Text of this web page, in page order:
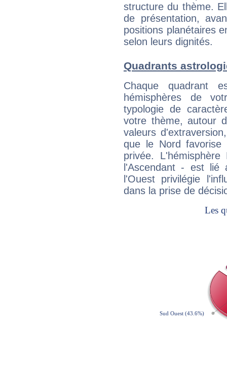
structure du thème.
de présentation,
positions planétaires
selon leurs dignités.
Quadrants
Chaque quadrant
hémisphères de
typologie de
votre thème, autour
valeurs
que le Nord favorise
privée.
l'Ascendant - est
l'Ouest privilégie
dans la prise de